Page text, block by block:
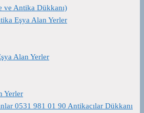
ve Antika Dükkanı)
Eşya Alan Yerler
Alan Yerler
Yerler
0531 981 01 90 Antikacılar Dükkanı